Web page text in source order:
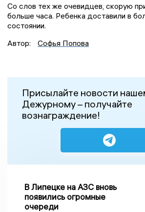
Со слов тех же очевидцев, скорую
больше часа. Ребенка доставили в
состоянии.
Автор:
Софья Попова
Присылайте новости
Дежурному – получайте
вознаграждение!
В Липецке на АЗС вновь
появились огромные
очереди